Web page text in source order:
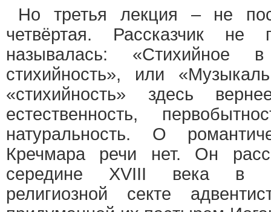
Но третья лекция – не
четвёртая. Рассказчик
называлась:
стихийность», или
«стихийность» здесь
естественность,
натуральность. О
Кречмара речи нет. Он
середине XVIII века в
религиозной секте